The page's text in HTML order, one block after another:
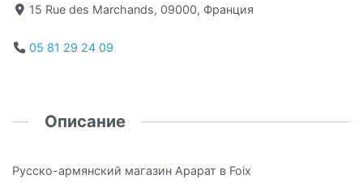
15 Rue des Marchands, 09000, Франция
05 81 29 24 09
Описание
Русско-армянский магазин Арарат в Foix